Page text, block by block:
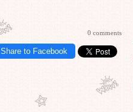
0 comments
Share to Facebook